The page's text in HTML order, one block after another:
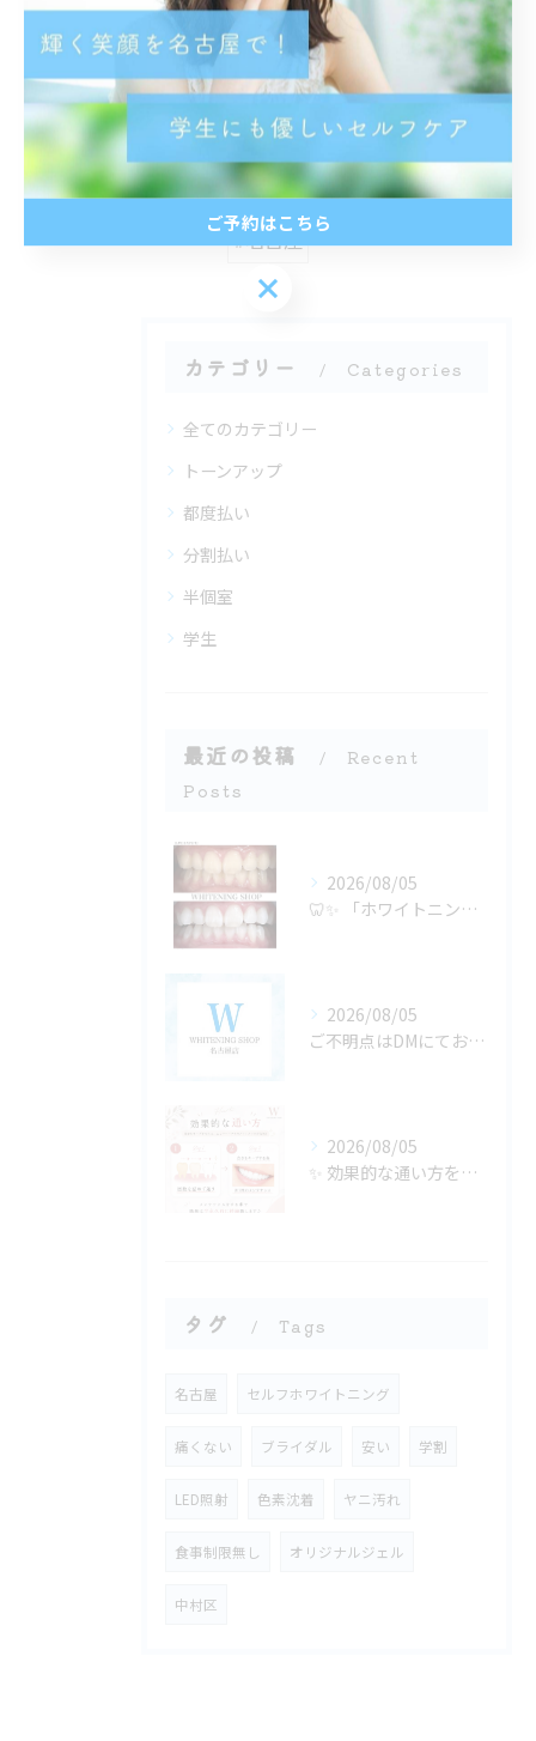
< 前のページ 一覧に戻る 次のページ >
関連タグ
#名古屋
カテゴリー Categories
全てのカテゴリー
トーンアップ
都度払い
分割払い
半個室
学生
最近の投稿
Recent
Posts
2026/08/05
🦷✨ 「ホワイトニングは若い人がするもの」だと思っていません...
2026/08/05
ご不明点はDMにてお気軽にお問い合わせください✨🩷
2026/08/05
✨ 効果的な通い方をご紹介🦷🤍
タグ Tags
名古屋 セルフホワイトニング
痛くない ブライダル 安い 学割
LED照射 色素沈着 ヤニ汚れ
食事制限無し オリジナルジェル
中村区
ご予約はこちら
ご予約はこちら